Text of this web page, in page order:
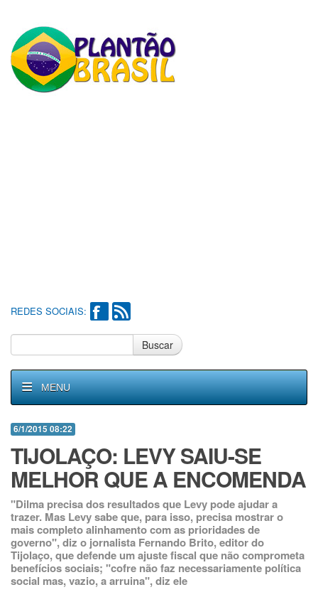
REDES SOCIAIS:
Buscar
MENU
6/1/2015 08:22
TIJOLAÇO: LEVY SAIU-SE
MELHOR QUE A ENCOMENDA
"Dilma precisa dos resultados que Levy pode ajudar a
trazer. Mas Levy sabe que, para isso, precisa mostrar o
mais completo alinhamento com as prioridades de
governo", diz o jornalista Fernando Brito, editor do
Tijolaço, que defende um ajuste fiscal que não comprometa
benefícios sociais; "cofre não faz necessariamente política
social mas, vazio, a arruina", diz ele